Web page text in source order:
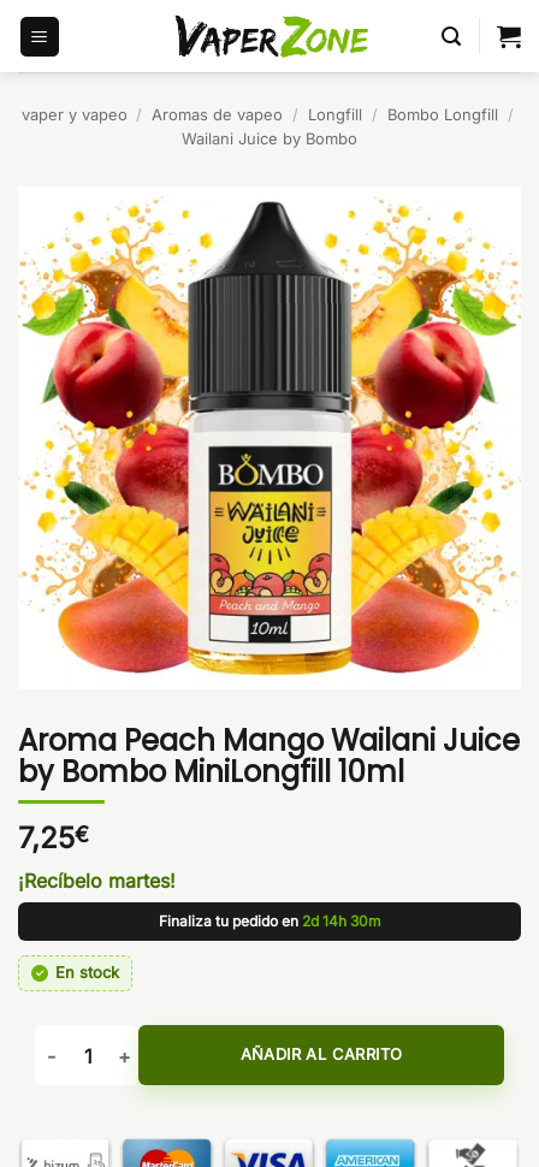
Saltar
contenido
vaper y vapeo / Aromas de vapeo / Longfill / Bombo Longfill
/
Wailani Juice by Bombo
Aroma Peach Mango Wailani Juice
by Bombo MiniLongfill 10ml
7,25€
¡Recíbelo martes!
Finaliza tu pedido en 2d 14h 30m
En stock
Aroma Peach Mango Wailani Juice by Bombo MiniLongfill
AÑADIR AL CARRITO